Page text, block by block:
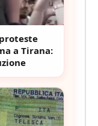
a Tirana: